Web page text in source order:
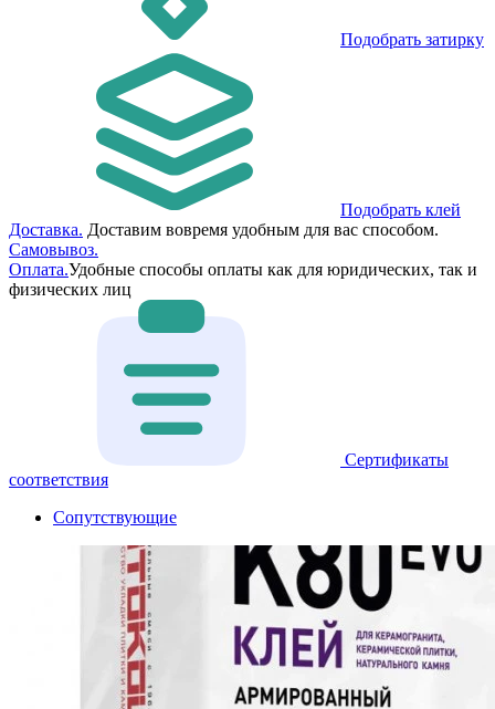
Подобрать затирку
Подобрать клей
Доставка. Доставим вовремя удобным для вас способом.
Самовывоз.
Оплата.Удобные способы оплаты как для юридических, так и
физических лиц
Сертификаты
соответствия
Сопутствующие